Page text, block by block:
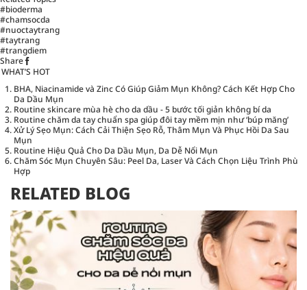
#bioderma
#chamsocda
#nuoctaytrang
#taytrang
#trangdiem
Share
WHAT’S HOT
BHA, Niacinamide và Zinc Có Giúp Giảm Mụn Không? Cách Kết Hợp Cho
Da Dầu Mụn
Routine skincare mùa hè cho da dầu - 5 bước tối giản không bí da
Routine chăm da tay chuẩn spa giúp đôi tay mềm mịn như ‘búp măng’
Xử Lý Sẹo Mụn: Cách Cải Thiện Sẹo Rỗ, Thâm Mụn Và Phục Hồi Da Sau
Mụn
Routine Hiệu Quả Cho Da Dầu Mụn, Da Dễ Nổi Mụn
Chăm Sóc Mụn Chuyên Sâu: Peel Da, Laser Và Cách Chọn Liệu Trình Phù
Hợp
RELATED BLOG